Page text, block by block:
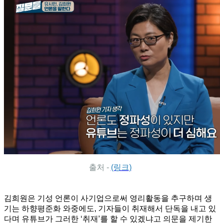
출처 - (링크)
김희원은 기성 언론이 사기업으로써 영리활동을 추구하며 생
기는 하향평준화 와중에도, 기자들이 취재해서 단독을 내고 있
다며 유튜브가 그러한 ‘취재’를 할 수 있겠냐고 의문을 제기한